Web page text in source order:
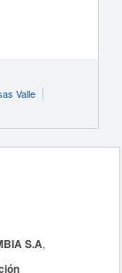
Valle
S.A,